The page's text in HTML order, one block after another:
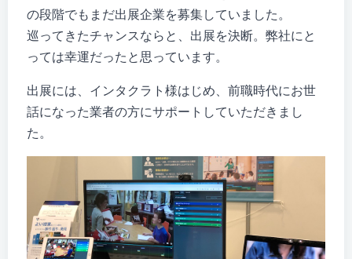
の段階でもまだ出展企業を募集していました。
巡ってきたチャンスならと、出展を決断。弊社にと
っては幸運だったと思っています。
出展には、インタクラト様はじめ、前職時代にお世
話になった業者の方にサポートしていただきまし
た。